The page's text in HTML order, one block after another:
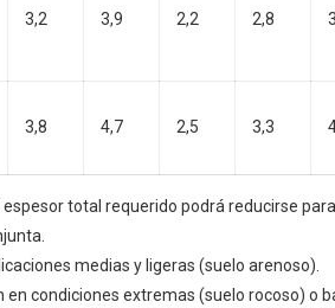
3,2 3,9 2,2 2,8
3,8 4,7 2,5 3,3
total requerido podrá reducirse
medias y ligeras (suelo arenoso).
en condiciones extremas (suelo rocoso) o